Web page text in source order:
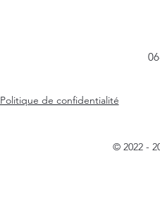
Politique de confidentialité
© 2022 -